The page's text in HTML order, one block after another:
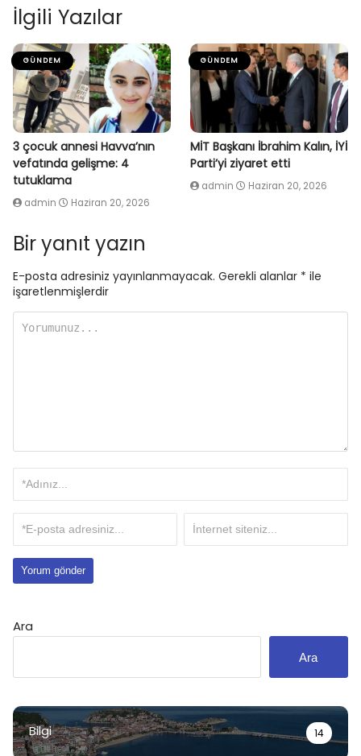
İlgili Yazılar
GÜNDEM
3 çocuk annesi Havva’nın
vefatında gelişme: 4
tutuklama
admin Haziran 20, 2026
GÜNDEM
MİT Başkanı İbrahim Kalın, İYİ
Parti’yi ziyaret etti
admin Haziran 20, 2026
Bir yanıt yazın
E-posta adresiniz yayınlanmayacak. Gerekli alanlar * ile
işaretlenmişlerdir
Ara
Ara
Bilgi 14